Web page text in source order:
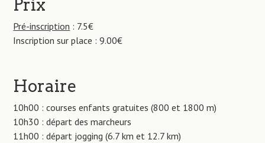
Prix
Pré-inscription : 7.5€
Inscription sur place : 9.00€
Horaire
10h00 : courses enfants gratuites (800 et 1800 m)
10h30 : départ des marcheurs
11h00 : départ jogging (6.7 km et 12.7 km)